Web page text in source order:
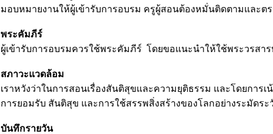
มอบหมายงานให้ผู้เข้ารับการอบรม ครูผู้สอนต้องหมั่นติดตามและต
พระคัมภีร์
ผู้เข้ารับการอบรมควรใช้พระคัมภีร์ โดยขอแนะนำให้ใช้พระวรส
สภาวะแวดล้อม
เราหวังว่าในการสอนเรื่องสันติสุขและความยุติธรรม และโดยกา
การยอมรับ สันติสุข และการใช้สรรพสิ่งสร้างของโลกอย่างระมัดร
บันทึกรายวัน